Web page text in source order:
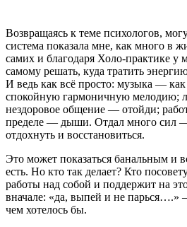
Возвращаясь к теме психологов,
система показала мне, как много в
самих и благодаря Холо-практике у
самому решать, куда тратить
И ведь как всё просто: музыка — как
спокойную гармоничную мелодию;
нездоровое общение — отойди;
пределе — дыши. Отдал много сил
отдохнуть и восстановиться.
Это может показаться банальным и
есть. Но кто так делает? Кто
работы над собой и поддержит на
вначале: «да, выпей и не
чем хотелось бы.